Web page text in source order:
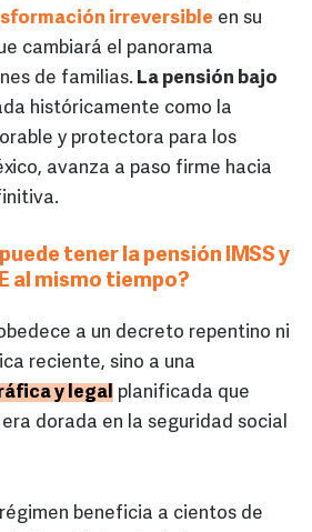
irreversible en su
cambiará el panorama
de familias. La pensión bajo
históricamente como la
y protectora para los
avanza a paso firme hacia
tener la pensión IMSS y
al mismo tiempo?
a un decreto repentino ni
reciente, sino a una
y legal planificada que
dorada en la seguridad social
beneficia a cientos de